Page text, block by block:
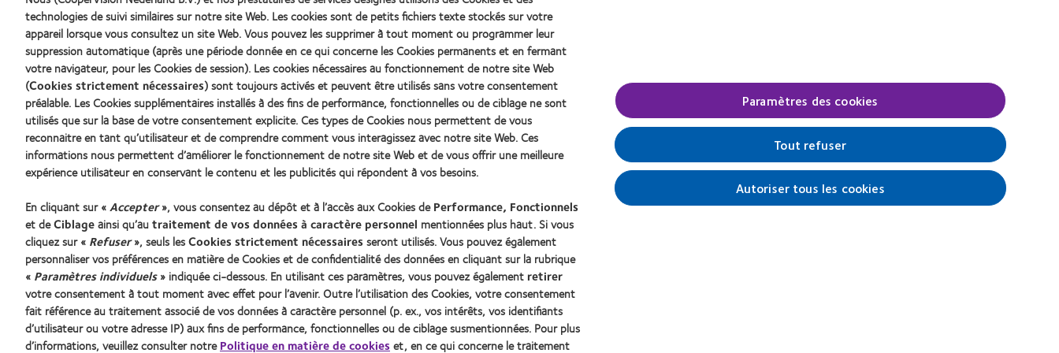
d’Or
du
meilleur
produit
pour
MyDay™
(2013)
Product
of
the
Year
(2013)
2010
Best
Companies
for
Leaders
(2012)
Factory
Awards
(2011)
Nos produits
Trouver les lentilles adaptées
Technologie des lentilles de contact
Trouver un specialiste
Lentilles de contact et vision
Nouveau porteur
Porteur de longue date
À propos de CooperVision
Carrières
Legal
Politique de confidentialité
Cookies
Conditions d'utilisation
technologies de suivi similaires sur notre site Web. Les cookies sont de petits fichiers texte stockés sur votre
appareil lorsque vous consultez un site Web. Vous pouvez les supprimer à tout moment ou programmer leur
suppression automatique (après une période donnée en ce qui concerne les Cookies permanents et en fermant
votre navigateur, pour les Cookies de session). Les cookies nécessaires au fonctionnement de notre site Web
(Cookies strictement nécessaires) sont toujours activés et peuvent être utilisés sans votre consentement
préalable. Les Cookies supplémentaires installés à des fins de performance, fonctionnelles ou de ciblage ne sont
utilisés que sur la base de votre consentement explicite. Ces types de Cookies nous permettent de vous
reconnaitre en tant qu’utilisateur et de comprendre comment vous interagissez avec notre site Web. Ces
informations nous permettent d’améliorer le fonctionnement de notre site Web et de vous offrir une meilleure
expérience utilisateur en conservant le contenu et les publicités qui répondent à vos besoins.
En cliquant sur «Accepter», vous consentez au dépôt et à l’accès aux Cookies dePerformance, Fonctionnels
et deCiblageainsi qu’autraitement de vos données à caractère personnel mentionnées plus haut. Si vous
cliquez sur « Refuser», seuls lesCookies strictement nécessairesseront utilisés. Vous pouvez également
personnaliser vos préférences en matière de Cookies et de confidentialité des données en cliquant sur la rubrique
« Paramètres individuels» indiquée ci-dessous. En utilisant ces paramètres, vous pouvez également retirer
votre consentement à tout moment avec effet pour l’avenir. Outre l’utilisation des Cookies, votre consentement
fait référence au traitement associé de vos données à caractère personnel (p. ex., vos intérêts, vos identifiants
d’utilisateur ou votre adresse IP) aux fins de performance, fonctionnelles ou de ciblage susmentionnées. Pour plus
d’informations, veuillez consulter notrePolitique en matière de cookieset, en ce qui concerne le traitement
Paramètres des cookies
Tout refuser
Autoriser tous les cookies